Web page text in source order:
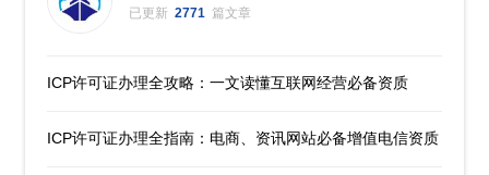
已更新 2771 篇文章
ICP许可证办理全攻略：一文读懂互联网经营必备资质
ICP许可证办理全指南：电商、资讯网站必备增值电信资质